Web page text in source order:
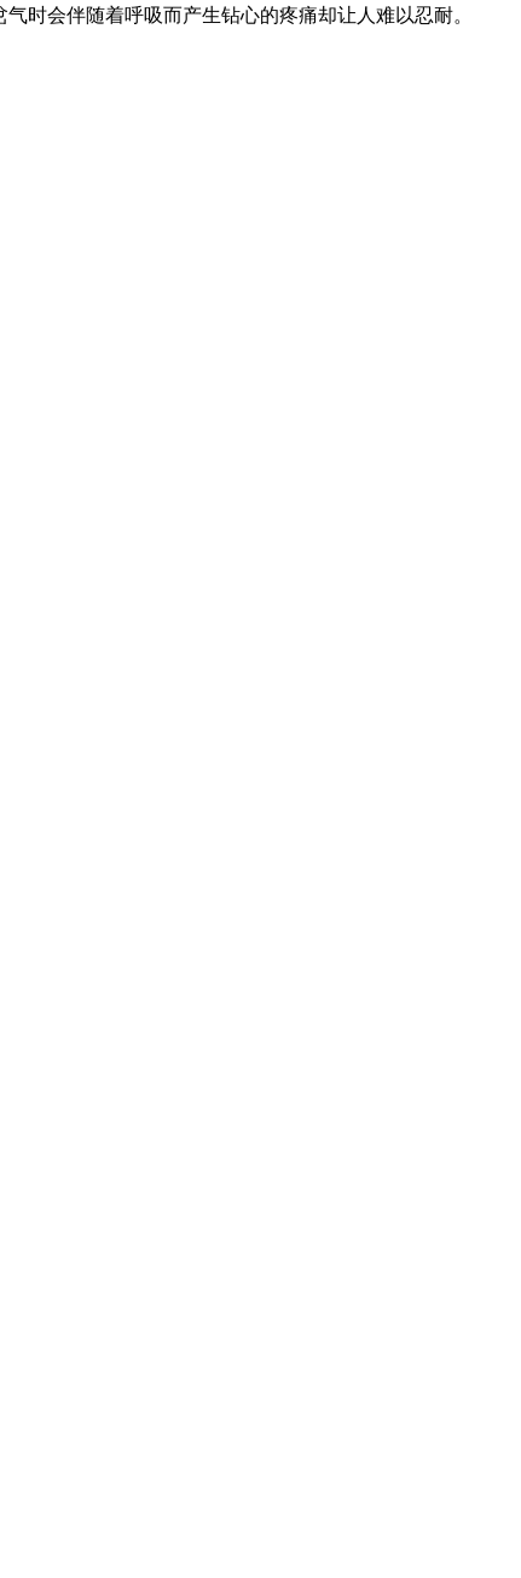
时会伴随着呼吸而产生钻心的疼痛却让人难以忍耐。